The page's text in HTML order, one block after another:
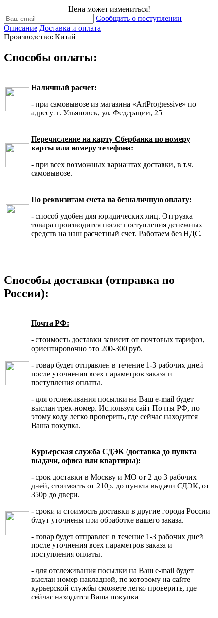
Цена может измениться!
Сообщить о поступлении
Описание Доставка и оплата
Производство: Китай
Способы оплаты:
Наличный расчет:
- при самовывозе из магазина «ArtProgressive» по
адресу: г. Ульяновск, ул. Федерации, 25.
Перечисление на карту Сбербанка по номеру
карты или номеру телефона:
- при всех возможных вариантах доставки, в т.ч.
самовывозе.
По реквизитам счета на безналичную оплату:
- способ удобен для юридических лиц. Отгрузка
товара производится после поступления денежных
средств на наш расчетный счет. Работаем без НДС.
Способы доставки (отправка по
России):
Почта РФ:
- стоимость доставки зависит от почтовых тарифов,
ориентировочно это 200-300 руб.
- товар будет отправлен в течение 1-3 рабочих дней
после уточнения всех параметров заказа и
поступления оплаты.
- для отслеживания посылки на Ваш e-mail будет
выслан трек-номер. Используя сайт Почты РФ, по
этому коду легко проверить, где сейчас находится
Ваша покупка.
Курьерская служба СДЭК (доставка до пункта
выдачи, офиса или квартиры):
- срок доставки в Москву и МО от 2 до 3 рабочих
дней, стоимость от 210р. до пункта выдачи СДЭК, от
350р до двери.
- сроки и стоимость доставки в другие города России
будут уточнены при обработке вашего заказа.
- товар будет отправлен в течение 1-3 рабочих дней
после уточнения всех параметров заказа и
поступления оплаты.
- для отслеживания посылки на Ваш e-mail будет
выслан номер накладной, по которому на сайте
курьерской службы сможете легко проверить, где
сейчас находится Ваша покупка.